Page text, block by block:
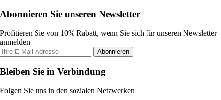
Abonnieren Sie unseren Newsletter
Profitieren Sie von 10% Rabatt, wenn Sie sich für unseren Newsletter
anmelden
Abonnieren
Bleiben Sie in Verbindung
Folgen Sie uns in den sozialen Netzwerken